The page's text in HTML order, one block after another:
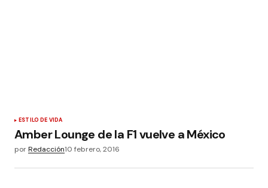
ESTILO DE VIDA
Amber Lounge de la F1 vuelve a México
porRedacción10 febrero, 2016